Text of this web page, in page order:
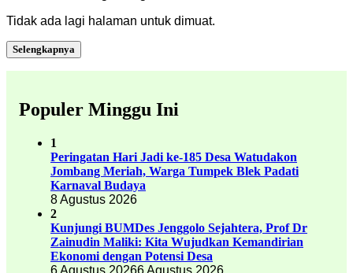
Tidak ada lagi halaman untuk dimuat.
Selengkapnya
Populer Minggu Ini
1
Peringatan Hari Jadi ke-185 Desa Watudakon
Jombang Meriah, Warga Tumpek Blek Padati
Karnaval Budaya
8 Agustus 2026
2
Kunjungi BUMDes Jenggolo Sejahtera, Prof Dr
Zainudin Maliki: Kita Wujudkan Kemandirian
Ekonomi dengan Potensi Desa